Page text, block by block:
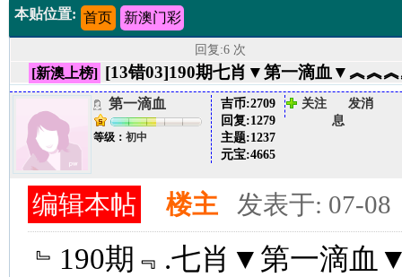
本贴位置: 首页 新澳门彩
回复:6 次
[新澳上榜] [13错03]190期七肖▼第一滴血
第一滴血
等级： 初中
吉币:2709
回复:1279
主题:1237
元宝:4665
关注
发消
息
编辑本帖 楼主 发表于: 07-08
﹄190期﹃.七肖▼第一滴血